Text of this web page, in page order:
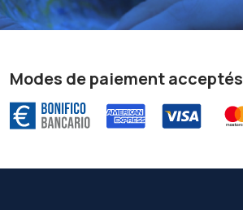
Modes de paiement acceptés